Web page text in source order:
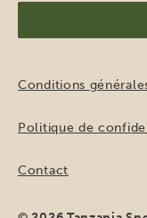
Conditions
Politique de
Contact